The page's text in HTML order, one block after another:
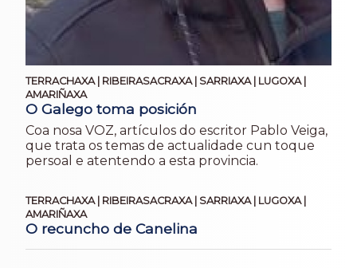
TERRACHAXA | RIBEIRASACRAXA | SARRIAXA | LUGOXA |
AMARIÑAXA
O Galego toma posición
Coa nosa VOZ, artículos do escritor Pablo Veiga,
que trata os temas de actualidade cun toque
persoal e atentendo a esta provincia.
TERRACHAXA | RIBEIRASACRAXA | SARRIAXA | LUGOXA |
AMARIÑAXA
O recuncho de Canelina